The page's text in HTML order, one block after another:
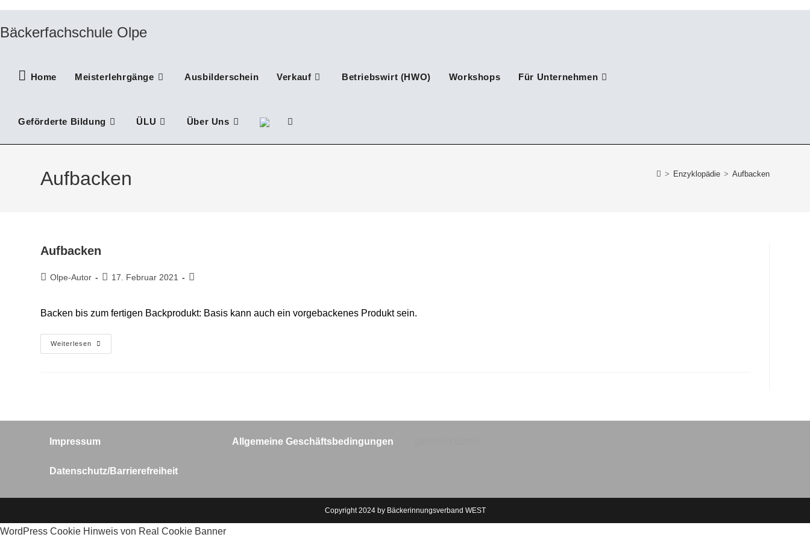
springen
Bäckerfachschule Olpe
Home Meisterlehrgänge Ausbilderschein Verkauf Betriebswirt (HWO) Workshops Für Unternehmen
Geförderte Bildung ÜLU Über Uns Website-
Aufbacken > Enzyklopädie > Aufbacken
Aufbacken
Beitrags-
Olpe-Autor
Beitrag
17. Februar 2021
Beitrags-
Backen bis zum fertigen Backprodukt: Basis kann auch ein vorgebackenes Produkt sein.
Weiterlesen Aufbacken
Impressum
Datenschutz/Barrierefreiheit
Allgemeine Geschäftsbedingungen
Copyright 2024 by Bäckerinnungsverband WEST
WordPress Cookie Hinweis von Real Cookie Banner